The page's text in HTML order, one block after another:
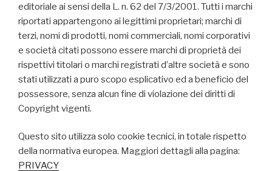
editoriale ai sensi della L. n. 62 del 7/3/2001. Tutti i marchi
riportati appartengono ai legittimi proprietari; marchi di
terzi, nomi di prodotti, nomi commerciali, nomi corporativi
e società citati possono essere marchi di proprietà dei
rispettivi titolari o marchi registrati d’altre società e sono
stati utilizzati a puro scopo esplicativo ed a beneficio del
possessore, senza alcun fine di violazione dei diritti di
Copyright vigenti.
Questo sito utilizza solo cookie tecnici, in totale rispetto
della normativa europea. Maggiori dettagli alla pagina:
PRIVACY